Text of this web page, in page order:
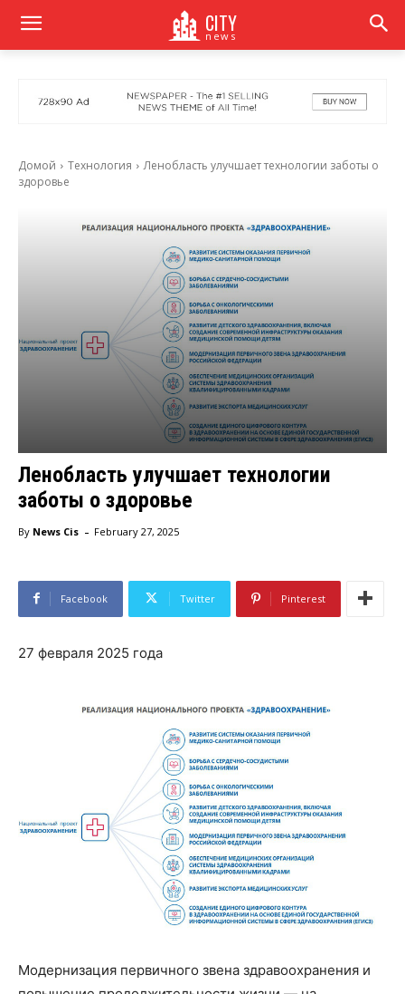
CITY
news
Домой Технология
Ленобласть улучшает технологии заботы о
здоровье
Ленобласть улучшает технологии
заботы о здоровье
By News Cis - February 27, 2025
Facebook Twitter Pinterest
27 февраля 2025 года
Модернизация первичного звена здравоохранения и